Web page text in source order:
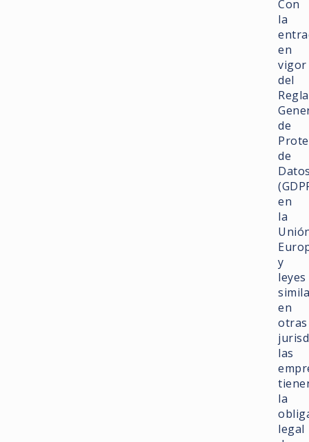
Con
la
en
vigor
del
de
de
en
la
y
leyes
en
otras
las
la
legal